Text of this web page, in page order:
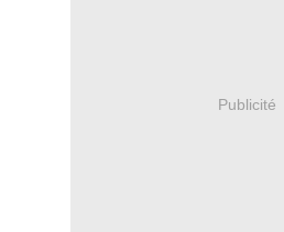
Publicité